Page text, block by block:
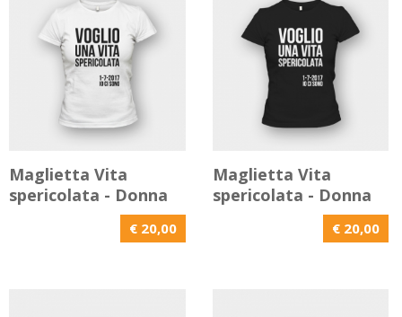
Maglietta Vita
spericolata - Donna
€ 20,00
Maglietta Vita
spericolata - Donna
€ 20,00